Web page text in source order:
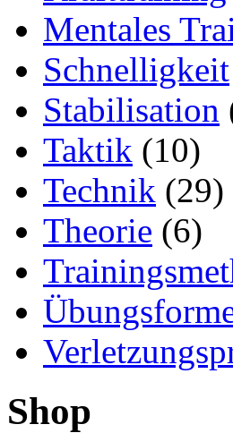
Mentales
Schnelligkeit
Stabilisation
Taktik (10)
Technik (29)
Theorie (6)
Shop